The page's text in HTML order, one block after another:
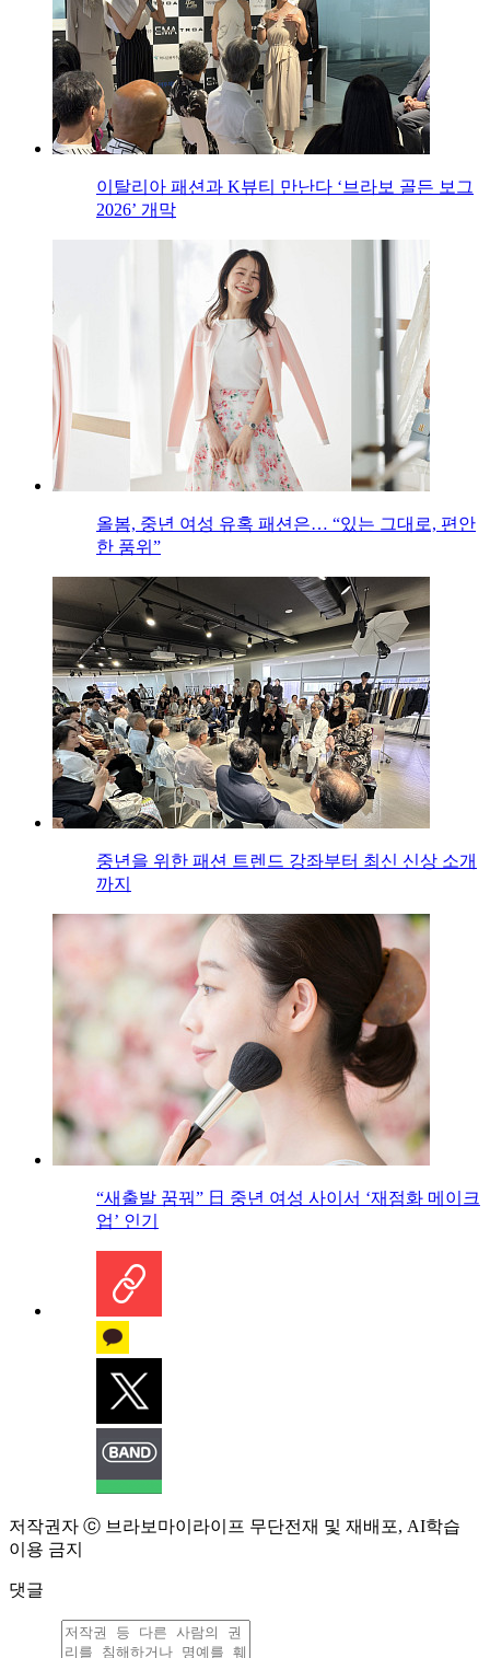
이탈리아 패션과 K뷰티 만난다 ‘브라보 골든 보그
2026’ 개막
올봄, 중년 여성 유혹 패션은… “있는 그대로, 편안
한 품위”
중년을 위한 패션 트렌드 강좌부터 최신 신상 소개
까지
“새출발 꿈꿔” 日 중년 여성 사이서 ‘재점화 메이크
업’ 인기
저작권자 ⓒ 브라보마이라이프 무단전재 및 재배포, AI학습
이용 금지
댓글